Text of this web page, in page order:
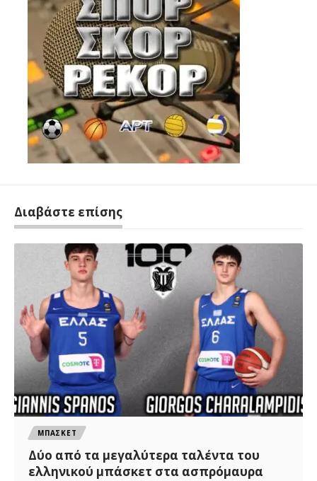
Διαβάστε επίσης
ΜΠΑΣΚΕΤ
Δύο από τα μεγαλύτερα ταλέντα του
ελληνικού μπάσκετ στα ασπρόμαυρα